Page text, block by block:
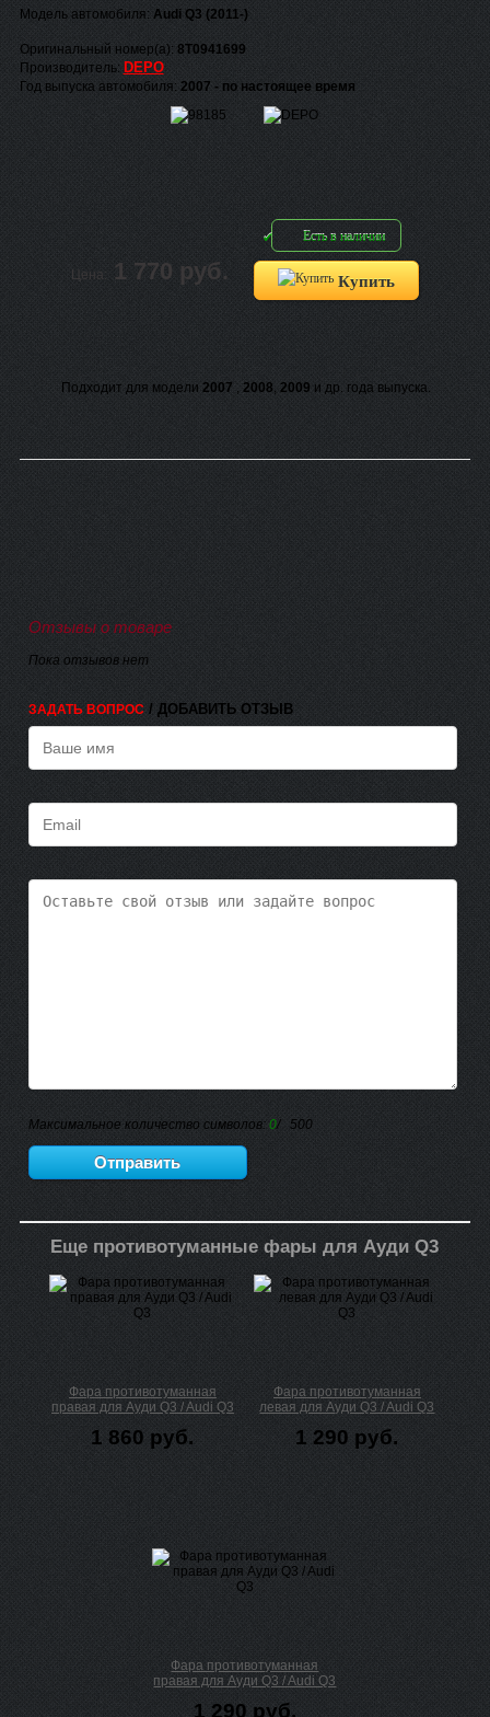
Модель автомобиля: Audi Q3 (2011-)
Оригинальный номер(а): 8T0941699
Производитель: DEPO
Год выпуска автомобиля: 2007 - по настоящее время
Цена: 1 770 руб.
Есть в наличии
Купить
Подходит для модели 2007 , 2008, 2009 и др. года выпуска.
Отзывы о товаре
Пока отзывов нет
ЗАДАТЬ ВОПРОС/ ДОБАВИТЬ ОТЗЫВ
Максимальное количество символов: 0/ 500
Еще противотуманные фары для Ауди Q3
Фара противотуманная
правая для Ауди Q3 / Audi Q3
1 860 руб.
Фара противотуманная
левая для Ауди Q3 / Audi Q3
1 290 руб.
Фара противотуманная
правая для Ауди Q3 / Audi Q3
1 290 руб.